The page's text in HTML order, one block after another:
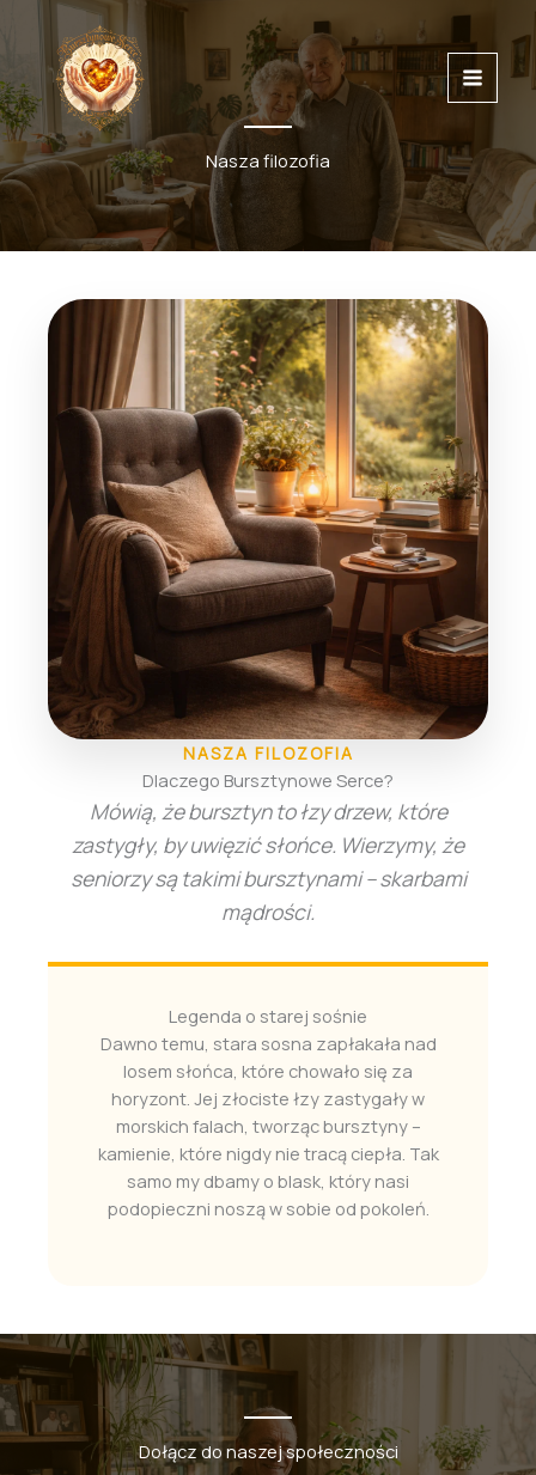
Nasza filozofia
NASZA FILOZOFIA
Dlaczego Bursztynowe Serce?
Mówią, że bursztyn to łzy drzew, które
zastygły, by uwięzić słońce. Wierzymy, że
seniorzy są takimi bursztynami – skarbami
mądrości.
Legenda o starej sośnie
Dawno temu, stara sosna zapłakała nad
losem słońca, które chowało się za
horyzont. Jej złociste łzy zastygały w
morskich falach, tworząc bursztyny –
kamienie, które nigdy nie tracą ciepła. Tak
samo my dbamy o blask, który nasi
podopieczni noszą w sobie od pokoleń.
Dołącz do naszej społeczności